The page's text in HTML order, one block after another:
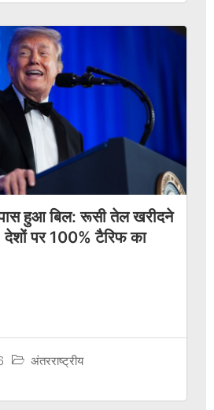
हुआ बिल: रूसी तेल खरीदने
पर 100% टैरिफ का
अंतरराष्ट्रीय